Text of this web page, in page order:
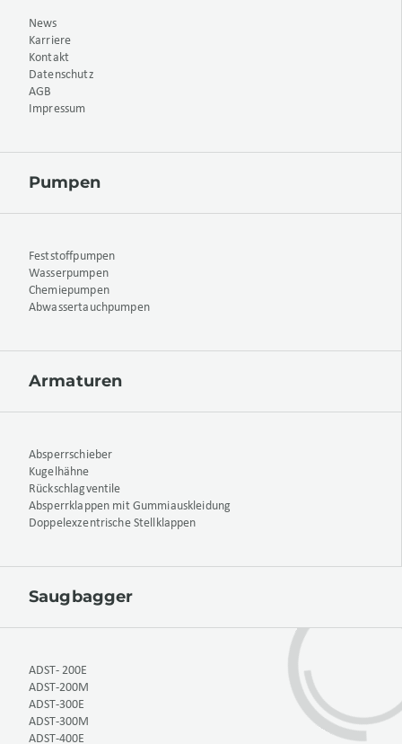
News
Karriere
Kontakt
Datenschutz
AGB
Impressum
Pumpen
Feststoffpumpen
Wasserpumpen
Chemiepumpen
Abwassertauchpumpen
Armaturen
Absperrschieber
Kugelhähne
Rückschlagventile
Absperrklappen mit Gummiauskleidung
Doppelexzentrische Stellklappen
Saugbagger
ADST- 200E
ADST-200M
ADST-300E
ADST-300M
ADST-400E